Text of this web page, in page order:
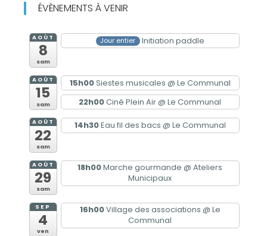
ÉVÈNEMENTS À VENIR
AOÛT
8
sam
Jour entier Initiation paddle
AOÛT
15
sam
15h00Siestes musicales @ Le Communal
22h00Ciné Plein Air @ Le Communal
AOÛT
22
sam
14h30Eau fil des bacs @ Le Communal
AOÛT
29
sam
18h00Marche gourmande @ Ateliers
Municipaux
SEP
4
ven
16h00Village des associations @ Le
Communal